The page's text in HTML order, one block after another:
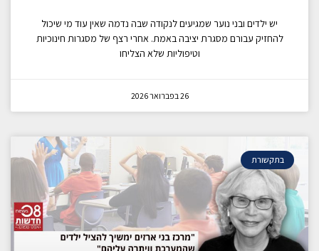
יש ילדים ובני נוער שמגיעים לנקודה שבה נדמה שאין עוד מי שיכול
להחזיק עבורם מסגרת יציבה באמת. אחרי רצף של מסגרות חינוכיות
וטיפוליות שלא הצליחו
26 בפברואר 2026
בתקשורת